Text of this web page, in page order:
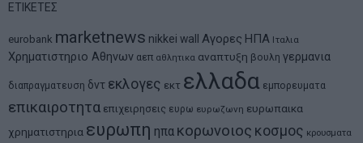
ΕΤΙΚΕΤΕΣ
eurobank marketnews nikkei wall Αγορες ΗΠΑ Ιταλια
Χρηματιστηριο Αθηνων αεπ αθλητικα αναπτυξη βουλη γερμανια
διαπραγματευση δντ εκλογες εκτ ελλαδα εμπορευματα
επικαιροτητα επιχειρησεις ευρω ευρωζωνη ευρωπαικα
χρηματιστηρια ευρωπη ηπα κορωνοιος κοσμος κρουσματα